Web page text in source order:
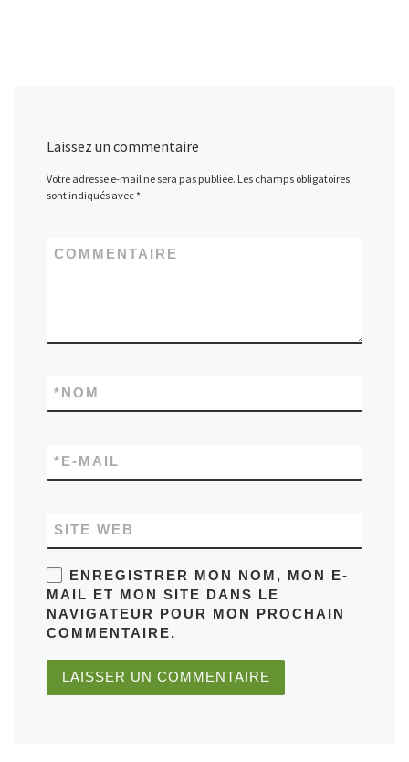
Laissez un commentaire
Votre adresse e-mail ne sera pas publiée. Les champs obligatoires
sont indiqués avec*
COMMENTAIRE
NOM
*
E-MAIL
*
SITE WEB
ENREGISTRER MON NOM, MON E-
MAIL ET MON SITE DANS LE
NAVIGATEUR POUR MON PROCHAIN
COMMENTAIRE.